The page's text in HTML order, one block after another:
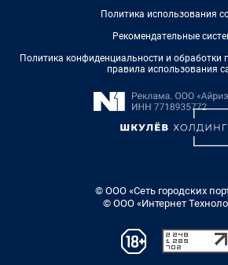
Политика использования
Рекомендательные
Политика конфиденциальности и обработки
правила использования
© ООО «Сеть городских
© ООО «Интернет